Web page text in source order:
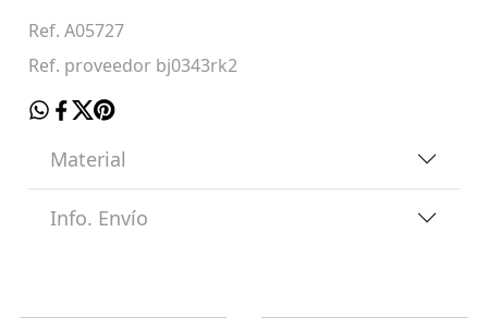
Ref. A05727
Ref. proveedor bj0343rk2
Material
Info. Envío